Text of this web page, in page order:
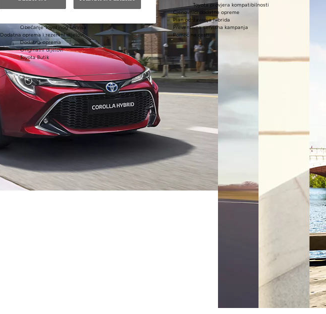
Obećanje Toyotinog servisa
Dodatna oprema i rezervni dijelovi
Dodatna oprema
Originalni dijelovi
Toyota Butik
Toyota provjera kompatibilnosti
Cjenovnici dodatne opreme
Plan održavanja hibrida
Preventivna servisna kampanja
Pomoć na cesti